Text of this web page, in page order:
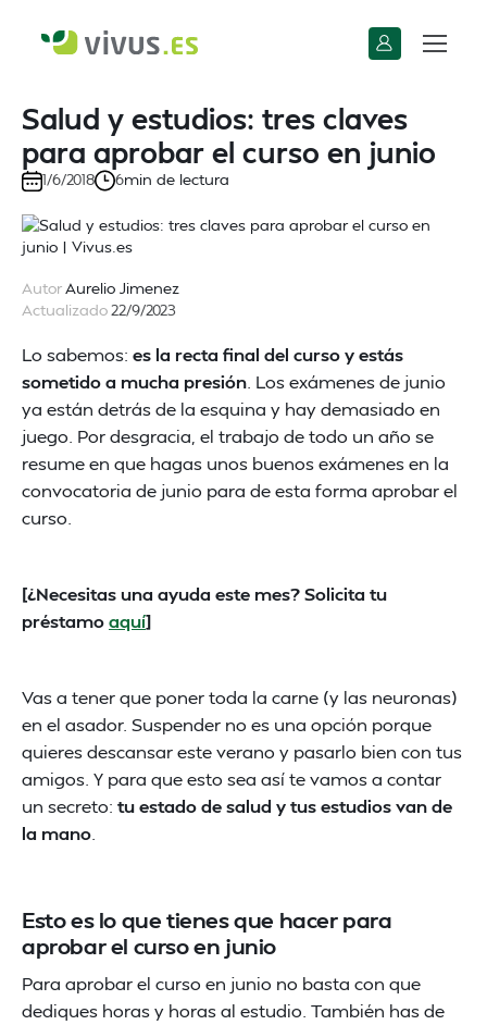
Salud y estudios: tres claves
para aprobar el curso en junio
1/6/2018 6min de lectura
AutorAurelio Jimenez
Actualizado22/9/2023
Lo sabemos: es la recta final del curso y estás
sometido a mucha presión . Los exámenes de junio
ya están detrás de la esquina y hay demasiado en
juego. Por desgracia, el trabajo de todo un año se
resume en que hagas unos buenos exámenes en la
convocatoria de junio para de esta forma aprobar el
curso.
[¿Necesitas una ayuda este mes? Solicita tu
préstamoaquí]
Vas a tener que poner toda la carne (y las neuronas)
en el asador. Suspender no es una opción porque
quieres descansar este verano y pasarlo bien con tus
amigos. Y para que esto sea así te vamos a contar
un secreto: tu estado de salud y tus estudios van de
la mano
Esto es lo que tienes que hacer para
aprobar el curso en junio
Para aprobar el curso en junio no basta con que
dediques horas y horas al estudio. También has de